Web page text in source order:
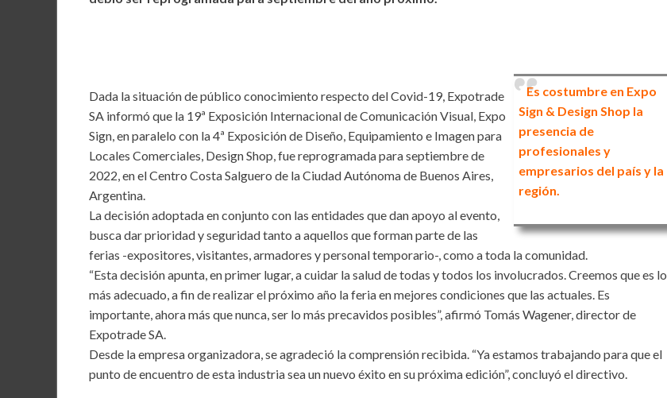
k
er
l
p
Es costumbre en Expo
Sign & Design Shop la
presencia de
profesionales y
empresarios del país y la
región.
Dada la situación de público conocimiento respecto del Covid-19, Expotrade
SA informó que la 19ª Exposición Internacional de Comunicación Visual, Expo
Sign, en paralelo con la 4ª Exposición de Diseño, Equipamiento e Imagen para
Locales Comerciales, Design Shop, fue reprogramada para septiembre de
2022, en el Centro Costa Salguero de la Ciudad Autónoma de Buenos Aires,
Argentina.
La decisión adoptada en conjunto con las entidades que dan apoyo al evento,
busca dar prioridad y seguridad tanto a aquellos que forman parte de las
ferias -expositores, visitantes, armadores y personal temporario-, como a toda la comunidad.
“Esta decisión apunta, en primer lugar, a cuidar la salud de todas y todos los involucrados. Creemos que es lo
más adecuado, a fin de realizar el próximo año la feria en mejores condiciones que las actuales. Es
importante, ahora más que nunca, ser lo más precavidos posibles”, afirmó Tomás Wagener, director de
Expotrade SA.
Desde la empresa organizadora, se agradeció la comprensión recibida. “Ya estamos trabajando para que el
punto de encuentro de esta industria sea un nuevo éxito en su próxima edición”, concluyó el directivo.